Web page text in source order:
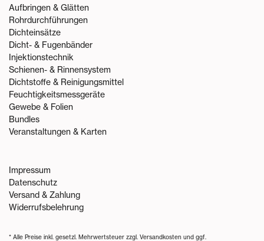
Aufbringen & Glätten
Rohrdurchführungen
Dichteinsätze
Dicht- & Fugenbänder
Injektionstechnik
Schienen- & Rinnensystem
Dichtstoffe & Reinigungsmittel
Feuchtigkeitsmessgeräte
Gewebe & Folien
Bundles
Veranstaltungen & Karten
Impressum
Datenschutz
Versand & Zahlung
Widerrufsbelehrung
* Alle Preise inkl. gesetzl. Mehrwertsteuer zzgl. Versandkosten und ggf.